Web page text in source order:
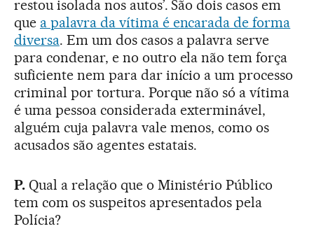
restou isolada nos autos’. São dois casos em
que a palavra da vítima é encarada de forma
diversa. Em um dos casos a palavra serve
para condenar, e no outro ela não tem força
suficiente nem para dar início a um processo
criminal por tortura. Porque não só a vítima
é uma pessoa considerada exterminável,
alguém cuja palavra vale menos, como os
acusados são agentes estatais.
P.Qual a relação que o Ministério Público
tem com os suspeitos apresentados pela
Polícia?